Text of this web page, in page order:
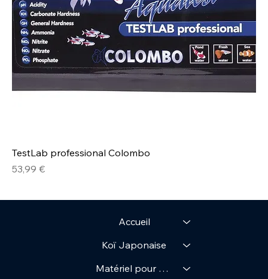
TestLab professional Colombo
Prix
53,99 €
Accueil
Koï Japonaise
Matériel pour Bassin